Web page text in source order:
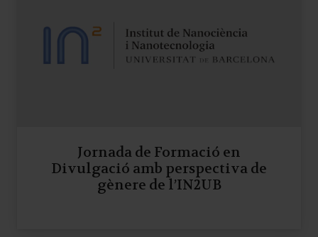
Jornada de Formació en
Divulgació amb perspectiva de
gènere de l’IN2UB